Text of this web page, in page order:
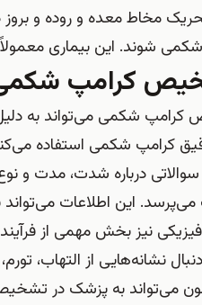
مخاط معده و روده و بروز
شوند. این بیماری
کرامپ
شکمی می‌تواند به دلیل
کرامپ شکمی استفاده
سوالاتی درباره شدت، مدت و
این اطلاعات
فیزیکی نیز بخش مهمی از
دنبال نشانه‌هایی از التهاب،
می‌تواند به پزشک در